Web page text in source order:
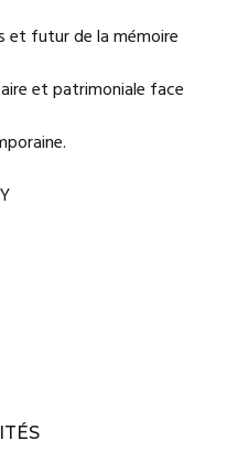
et futur de la mémoire
et patrimoniale face